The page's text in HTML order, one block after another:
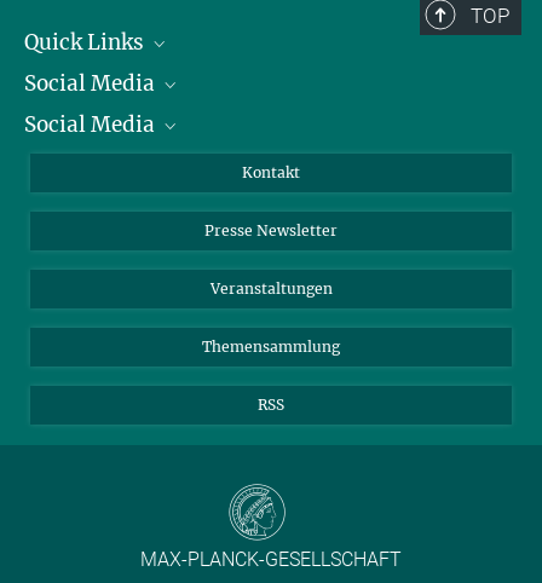
TOP
Quick Links
Präsident
Zahlen und Fakten
Meldestelle Fehlverhalten
Social Media
Bluesky
TikTok
Social Media
Instagram
YouTube
Kontakt
Presse Newsletter
Veranstaltungen
Themensammlung
RSS
MAX-PLANCK-GESELLSCHAFT